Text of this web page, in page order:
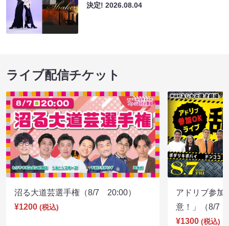
決定!2026.08.04
ライブ配信チケット
沼る大道芸選手権（8/7 20:00）
¥1200 (税込)
アドリブ参加
意！」（8/7
¥1300 (税込)